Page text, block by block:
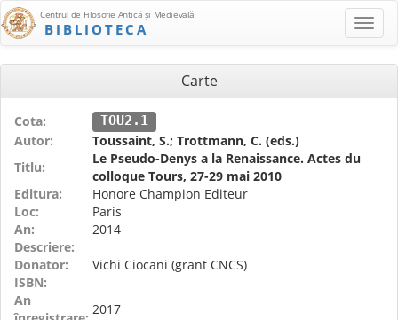
Centrul de Filosofie Antică şi Medievală
BIBLIOTECA
Carte
Cota: TOU2.1
Autor:
Toussaint, S.; Trottmann, C. (eds.)
Titlu:
Le Pseudo-Denys a la Renaissance. Actes du
colloque Tours, 27-29 mai 2010
Editura:
Honore Champion Editeur
Loc:
Paris
An:
2014
Descriere:
Donator:
Vichi Ciocani (grant CNCS)
ISBN:
An
2017